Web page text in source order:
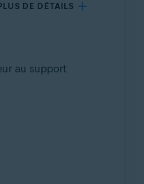
DE DÉTAILS
au support